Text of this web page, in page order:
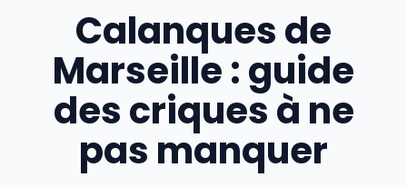
Calanques de
Marseille : guide
des criques à ne
pas manquer